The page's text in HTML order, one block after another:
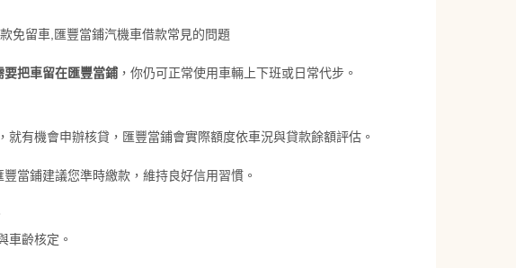
免留車,匯豐當鋪汽機車借款常見的問題
要把車留在匯豐當鋪 ，你仍可正常使用車輛上下班或日常代步。
就有機會申辦核貸，匯豐當鋪會實際額度依車況與貸款餘額評估。
當鋪建議您準時繳款，維持良好信用習慣。
車齡核定。